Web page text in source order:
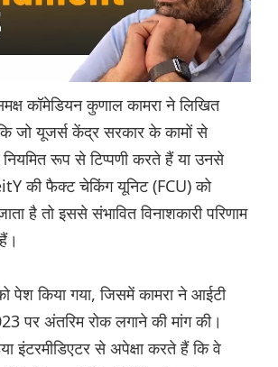
कॉमेडियन कुणाल कामरा ने लिखित
जो यूजर्स केंद्र सरकार के कामों से
नियमित रूप से टिप्पणी करते हैं या उनसे
की फैक्ट चेकिंग यूनिट (FCU) को
है तो इससे संभावित विनाशकारी परिणाम
पेश किया गया, जिसमें कामरा ने आईटी
पर अंतरिम रोक लगाने की मांग की।
इंटरमीडिएटर से अपेक्षा करते हैं कि वे